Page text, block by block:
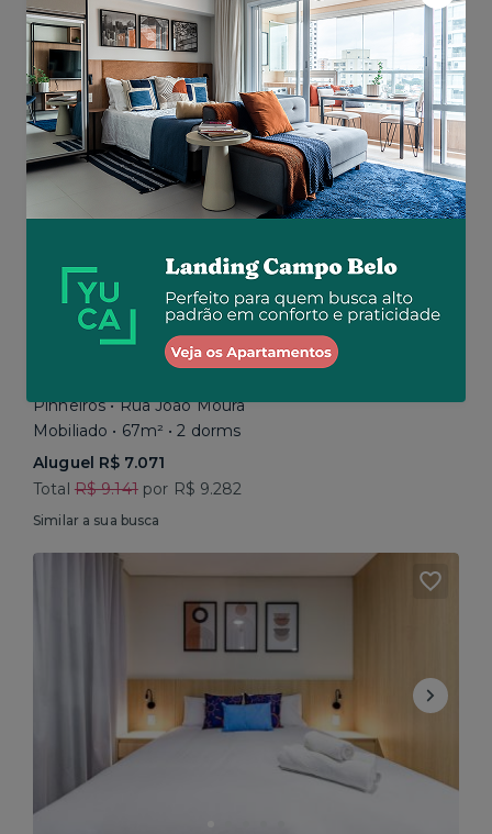
Aluguel R$ 5.200
Total R$ 5.200
Similar a sua busca
Baixou o preço
Promoção até 15/08
Pinheiros • Rua João Moura
Mobiliado • 67m² • 2 dorms
Aluguel R$ 7.071
Total R$ 9.141por R$ 9.282
Similar a sua busca